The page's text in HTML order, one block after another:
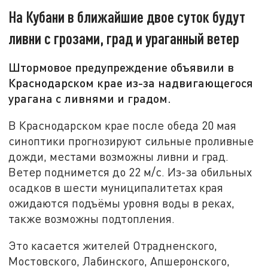
На Кубани в ближайшие двое суток будут
ливни с грозами, град и ураганный ветер
Штормовое предупреждение объявили в
Краснодарском крае из-за надвигающегося
урагана с ливнями и градом.
В Краснодарском крае после обеда 20 мая
синоптики прогнозируют сильные проливные
дожди, местами возможны ливни и град.
Ветер поднимется до 22 м/с. Из-за обильных
осадков в шести муниципалитетах края
ожидаются подъёмы уровня воды в реках,
также возможны подтопления.
Это касается жителей Отрадненского,
Мостовского, Лабинского, Апшеронского,